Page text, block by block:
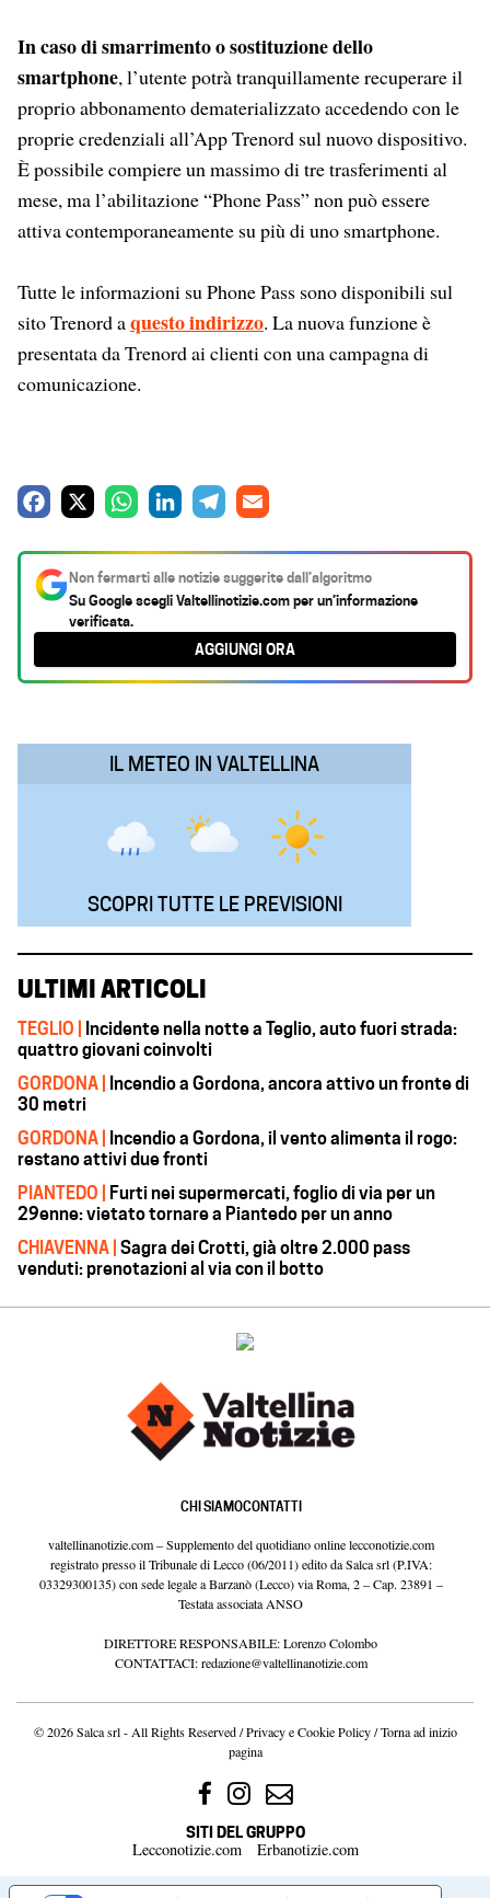
In caso di smarrimento o sostituzione dello
smartphone, l’utente potrà tranquillamente recuperare il
proprio abbonamento dematerializzato accedendo con le
proprie credenziali all’App Trenord sul nuovo dispositivo.
È possibile compiere un massimo di tre trasferimenti al
mese, ma l’abilitazione “Phone Pass” non può essere
attiva contemporaneamente su più di uno smartphone.
Tutte le informazioni su Phone Pass sono disponibili sul
sito Trenord aquesto indirizzo. La nuova funzione è
presentata da Trenord ai clienti con una campagna di
comunicazione.
c
e
b
o
t
s
A
k
e
d
e
g
r
a
i
l
Non fermarti alle notizie suggerite dall’algoritmo
Su Google scegliValtellinotizie.comper un’informazione
verificata.
AGGIUNGI ORA
IL METEO IN VALTELLINA
SCOPRI TUTTE LE PREVISIONI
ULTIMI ARTICOLI
TEGLIO |
Incidente nella notte a Teglio, auto fuori strada:
quattro giovani coinvolti
GORDONA |
Incendio a Gordona, ancora attivo un fronte di
30 metri
GORDONA |
Incendio a Gordona, il vento alimenta il rogo:
restano attivi due fronti
PIANTEDO |
Furti nei supermercati, foglio di via per un
29enne: vietato tornare a Piantedo per un anno
CHIAVENNA | Sagra dei Crotti, già oltre 2.000 pass
venduti: prenotazioni al via con il botto
CHI SIAMOCONTATTI
valtellinanotizie.com – Supplemento del quotidiano online lecconotizie.com
registrato presso il Tribunale di Lecco (06/2011) edito da Salca srl (P.IVA:
03329300135) con sede legale a Barzanò (Lecco) via Roma, 2 – Cap. 23891 –
Testata associata ANSO
DIRETTORE RESPONSABILE: Lorenzo Colombo
CONTATTACI:redazione@valtellinanotizie.com
© 2026 Salca srl - All Rights Reserved /Privacy e Cookie Policy/Torna ad inizio
pagina
SITI DEL GRUPPO
Lecconotizie.com Erbanotizie.com